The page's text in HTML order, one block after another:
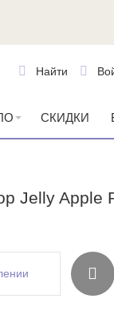
Найти
СКИДКИ
Jelly Apple